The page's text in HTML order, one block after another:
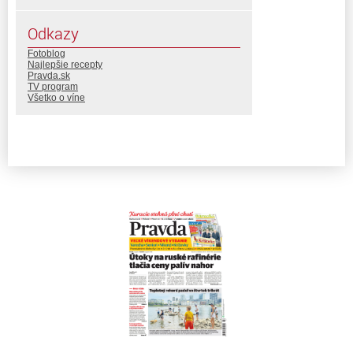
Odkazy
Fotoblog
Najlepšie recepty
Pravda.sk
TV program
Všetko o víne